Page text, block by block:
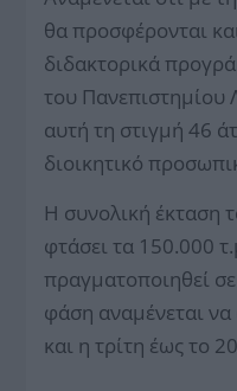
θα προσφέρονται
διδακτορικά
του Πανεπιστημίου
αυτή τη στιγμή 46
διοικητικό
Η συνολική έκταση
φτάσει τα 150.000
πραγματοποιηθεί
φάση αναμένεται
και η τρίτη έως το